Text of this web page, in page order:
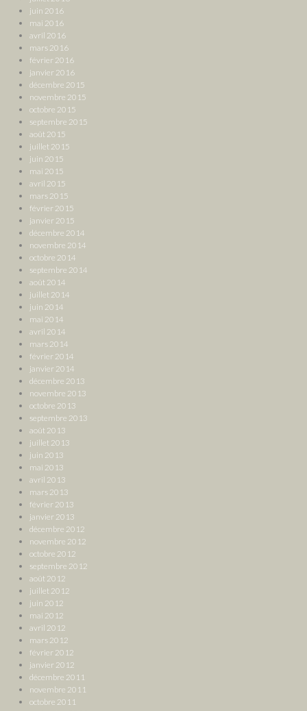
juin 2016
mai 2016
avril 2016
mars 2016
février 2016
janvier 2016
décembre 2015
novembre 2015
octobre 2015
septembre 2015
août 2015
juillet 2015
juin 2015
mai 2015
avril 2015
mars 2015
février 2015
janvier 2015
décembre 2014
novembre 2014
octobre 2014
septembre 2014
août 2014
juillet 2014
juin 2014
mai 2014
avril 2014
mars 2014
février 2014
janvier 2014
décembre 2013
novembre 2013
octobre 2013
septembre 2013
août 2013
juillet 2013
juin 2013
mai 2013
avril 2013
mars 2013
février 2013
janvier 2013
décembre 2012
novembre 2012
octobre 2012
septembre 2012
août 2012
juillet 2012
juin 2012
mai 2012
avril 2012
mars 2012
février 2012
janvier 2012
décembre 2011
novembre 2011
octobre 2011